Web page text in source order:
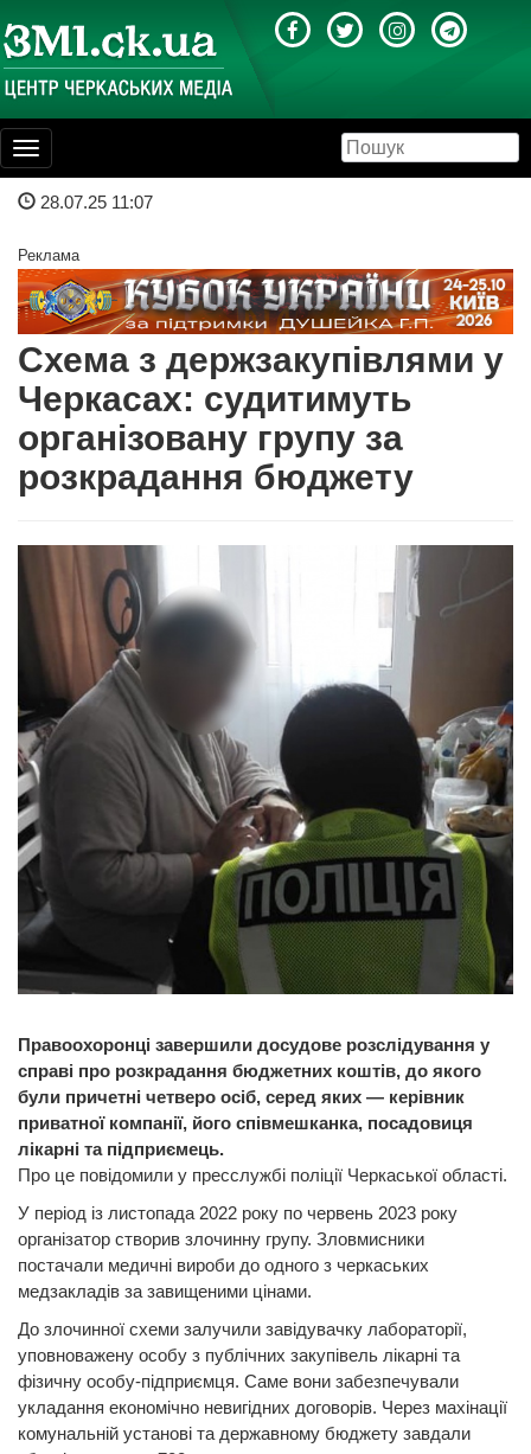
Toggle
navigation
28.07.25 11:07
Реклама
Схема з держзакупівлями у
Черкасах: судитимуть
організовану групу за
розкрадання бюджету
Правоохоронці завершили досудове розслідування у
справі про розкрадання бюджетних коштів, до якого
були причетні четверо осіб, серед яких — керівник
приватної компанії, його співмешканка, посадовиця
лікарні та підприємець.
Про це повідомили у пресслужбі поліції Черкаської області.
У період із листопада 2022 року по червень 2023 року
організатор створив злочинну групу. Зловмисники
постачали медичні вироби до одного з черкаських
медзакладів за завищеними цінами.
До злочинної схеми залучили завідувачку лабораторії,
уповноважену особу з публічних закупівель лікарні та
фізичну особу-підприємця. Саме вони забезпечували
укладання економічно невигідних договорів. Через махінації
комунальній установі та державному бюджету завдали